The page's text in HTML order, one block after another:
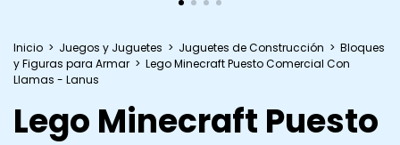
Inicio > Juegos y Juguetes > Juguetes de Construcción > Bloques
y Figuras para Armar > Lego Minecraft Puesto Comercial Con
Llamas - Lanus
Lego Minecraft Puesto